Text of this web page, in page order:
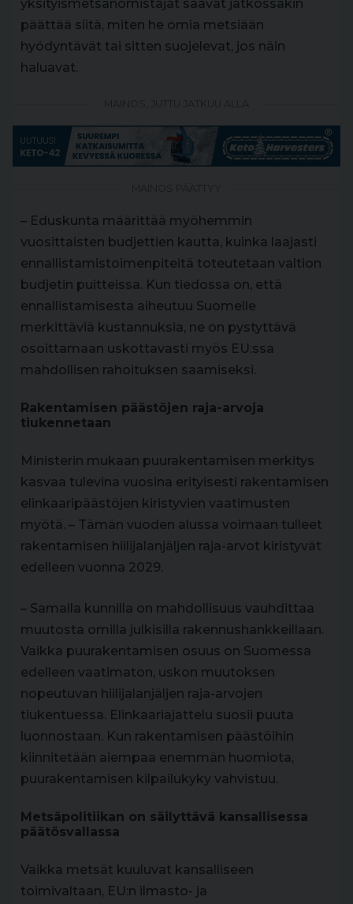
yksityismetsänomistajat saavat jatkossakin
päättää siitä, miten he omia metsiään
hyödyntävät tai sitten suojelevat, jos näin
haluavat.
– Eduskunta määrittää myöhemmin
vuosittaisten budjettien kautta, kuinka laajasti
ennallistamistoimenpiteitä toteutetaan valtion
budjetin puitteissa. Kun tiedossa on, että
ennallistamisesta aiheutuu Suomelle
merkittäviä kustannuksia, ne on pystyttävä
osoittamaan uskottavasti myös EU:ssa
mahdollisen rahoituksen saamiseksi.
Rakentamisen päästöjen raja-arvoja
tiukennetaan
Ministerin mukaan puurakentamisen merkitys
kasvaa tulevina vuosina erityisesti rakentamisen
elinkaaripäästöjen kiristyvien vaatimusten
myötä. – Tämän vuoden alussa voimaan tulleet
rakentamisen hiilijalanjäljen raja-arvot kiristyvät
edelleen vuonna 2029.
– Samalla kunnilla on mahdollisuus vauhdittaa
muutosta omilla julkisilla rakennushankkeillaan.
Vaikka puurakentamisen osuus on Suomessa
edelleen vaatimaton, uskon muutoksen
nopeutuvan hiilijalanjäljen raja-arvojen
tiukentuessa. Elinkaariajattelu suosii puuta
luonnostaan. Kun rakentamisen päästöihin
kiinnitetään aiempaa enemmän huomiota,
puurakentamisen kilpailukyky vahvistuu.
Metsäpolitiikan on säilyttävä kansallisessa
päätösvallassa
Vaikka metsät kuuluvat kansalliseen
toimivaltaan, EU:n ilmasto- ja